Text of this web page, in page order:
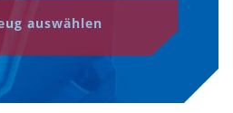
auswählen